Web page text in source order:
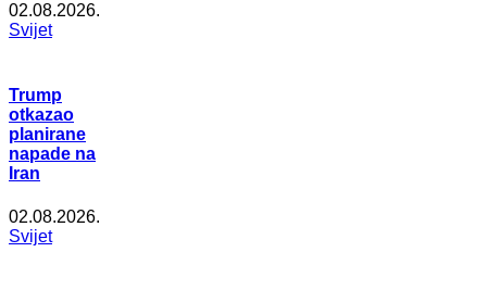
02.08.2026.
Svijet
Trump
otkazao
planirane
napade na
Iran
02.08.2026.
Svijet